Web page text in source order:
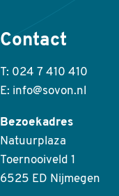
Contact
T: 024 7 410 410
E: info@sovon.nl
Bezoekadres
Natuurplaza
Toernooiveld 1
6525 ED Nijmegen